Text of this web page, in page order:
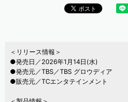
＜リリース情報＞
●発売日／2026年1月14日(水)
●発売元／TBS／TBS グロウディア
●販売元／TCエンタテインメント